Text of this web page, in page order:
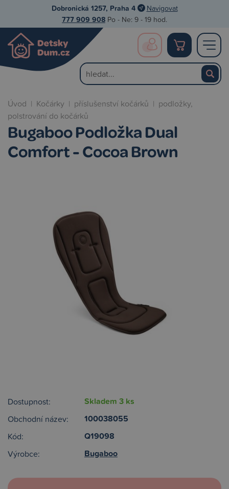
Dobronická 1257, Praha 4 Navigovat
777 909 908 Po - Ne: 9 - 19 hod.
Úvod | Kočárky | příslušenství kočárků | podložky,
polstrování do kočárků
Bugaboo Podložka Dual
Comfort - Cocoa Brown
Dostupnost: Skladem 3 ks
Obchodní název: 100038055
Kód: Q19098
Výrobce: Bugaboo